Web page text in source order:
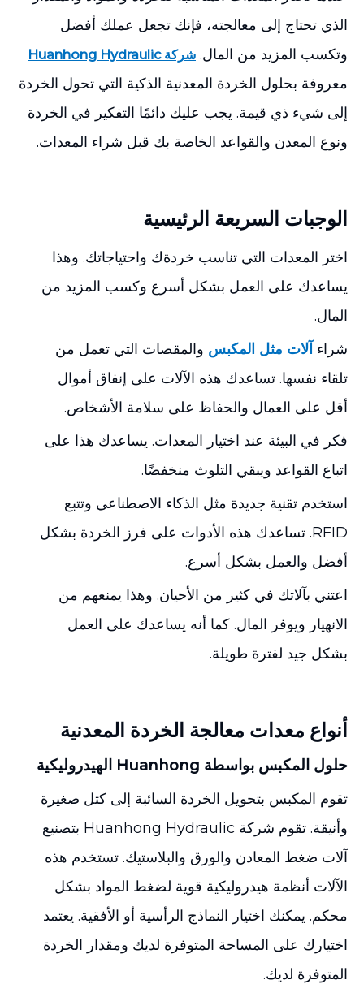
الذي تحتاج إلى معالجته، فإنك تجعل عملك أفضل
وتكسب المزيد من المال. شركة Huanhong Hydraulic
معروفة بحلول الخردة المعدنية الذكية التي تحول الخردة
إلى شيء ذي قيمة. يجب عليك دائمًا التفكير في الخردة
ونوع المعدن والقواعد الخاصة بك قبل شراء المعدات.
الوجبات السريعة الرئيسية
اختر المعدات التي تناسب خردةك واحتياجاتك. وهذا
يساعدك على العمل بشكل أسرع وكسب المزيد من
المال.
شراء آلات مثل المكبس والمقصات التي تعمل من
تلقاء نفسها. تساعدك هذه الآلات على إنفاق أموال
أقل على العمال والحفاظ على سلامة الأشخاص.
فكر في البيئة عند اختيار المعدات. يساعدك هذا على
اتباع القواعد ويبقي التلوث منخفضًا.
استخدم تقنية جديدة مثل الذكاء الاصطناعي وتتبع
RFID. تساعدك هذه الأدوات على فرز الخردة بشكل
أفضل والعمل بشكل أسرع.
اعتني بآلاتك في كثير من الأحيان. وهذا يمنعهم من
الانهيار ويوفر المال. كما أنه يساعدك على العمل
بشكل جيد لفترة طويلة.
أنواع معدات معالجة الخردة المعدنية
حلول المكبس بواسطة Huanhong الهيدروليكية
تقوم المكبس بتحويل الخردة السائبة إلى كتل صغيرة
وأنيقة. تقوم شركة Huanhong Hydraulic بتصنيع
آلات ضغط المعادن والورق والبلاستيك. تستخدم هذه
الآلات أنظمة هيدروليكية قوية لضغط المواد بشكل
محكم. يمكنك اختيار النماذج الرأسية أو الأفقية. يعتمد
اختيارك على المساحة المتوفرة لديك ومقدار الخردة
المتوفرة لديك.